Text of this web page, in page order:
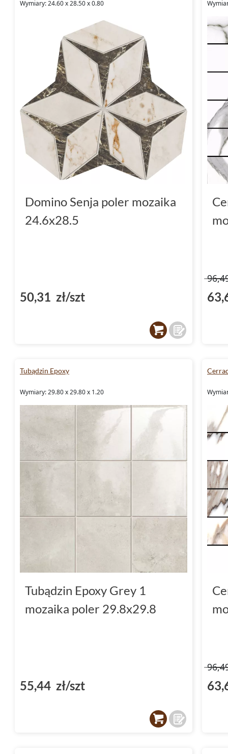
Wymiary: 24.60 x 28.50 x 0.80
Domino Senja poler mozaika
24.6x28.5
50,31 zł/szt
Tubądzin Epoxy
Wymiary: 29.80 x 29.80 x 1.20
Tubądzin Epoxy Grey 1
mozaika poler 29.8x29.8
55,44 zł/szt